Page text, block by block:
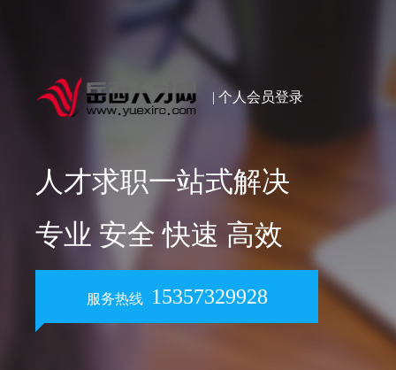
| 个人会员登录
人才求职一站式解决
专业 安全 快速 高效
服务热线 15357329928